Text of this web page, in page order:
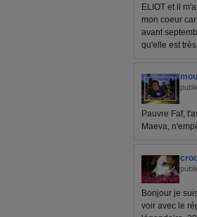
ELIOT et il
mon coeur
avant
qu'elle est
Pauvre Faf,
Maeva,
Bonjour je
voir avec le